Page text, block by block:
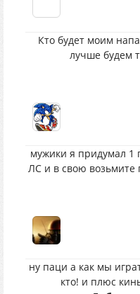
Кто будет моим
лучше будем
мужики я придумал 1
ЛС и в свою возьмите
ну паци а как мы
кто! и плюс